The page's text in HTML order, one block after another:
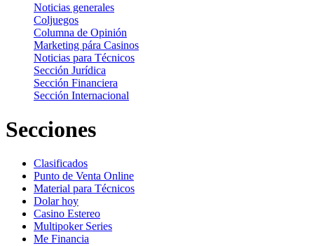
Noticias generales
Coljuegos
Columna de Opinión
Marketing pára Casinos
Noticias para Técnicos
Sección Jurídica
Sección Financiera
Sección Internacional
Secciones
Clasificados
Punto de Venta Online
Material para Técnicos
Dolar hoy
Casino Estereo
Multipoker Series
Me Financia